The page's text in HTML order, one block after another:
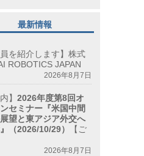
最新情報
員を紹介します】株式
ROBOTICS JAPAN
2026年8月7日
内】2026年度第8回オ
セミナー『米国中間
望と東アジア外交へ
（2026/10/29）
【ご
2026年8月7日